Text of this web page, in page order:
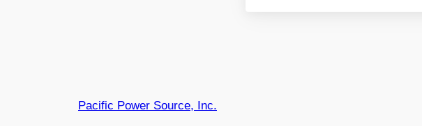
Pacific Power Source, Inc.